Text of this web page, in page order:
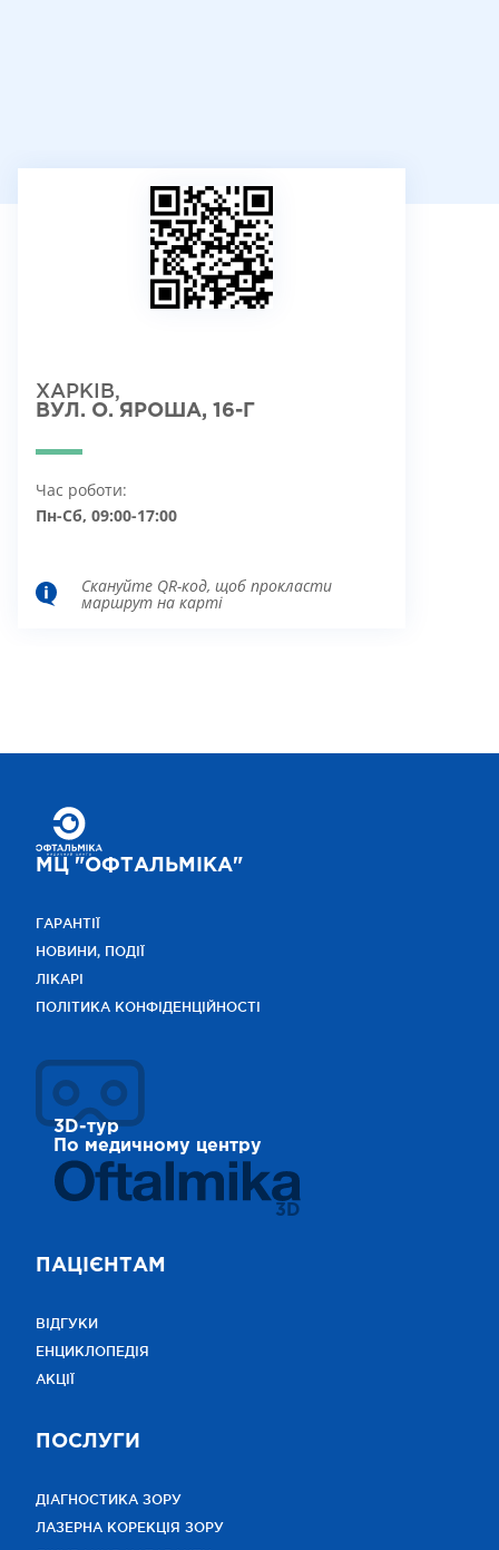
ХАРКІВ,
ВУЛ. О. ЯРОША, 16-Г
Час роботи:
Пн-Сб, 09:00-17:00
Скануйте QR-код, щоб прокласти
маршрут на карті
МЦ "ОФТАЛЬМІКА"
ГАРАНТІЇ
НОВИНИ, ПОДІЇ
ЛІКАРІ
ПОЛІТИКА КОНФІДЕНЦІЙНОСТІ
3D-тур
По медичному центру
3D
ПАЦІЄНТАМ
ВІДГУКИ
ЕНЦИКЛОПЕДІЯ
АКЦІЇ
ПОСЛУГИ
ДІАГНОСТИКА ЗОРУ
ЛАЗЕРНА КОРЕКЦІЯ ЗОРУ